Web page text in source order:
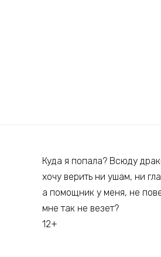
Куда я попала? Всюду
хочу верить ни ушам, ни
а помощник у меня, не
мне так не везет?
12+